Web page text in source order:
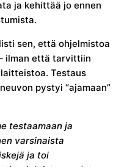
ja kehittää jo ennen
sen, että ohjelmistoa
ilman että tarvittiin
Testaus
pystyi “ajamaan”
testaamaan ja
varsinaista
ja toi